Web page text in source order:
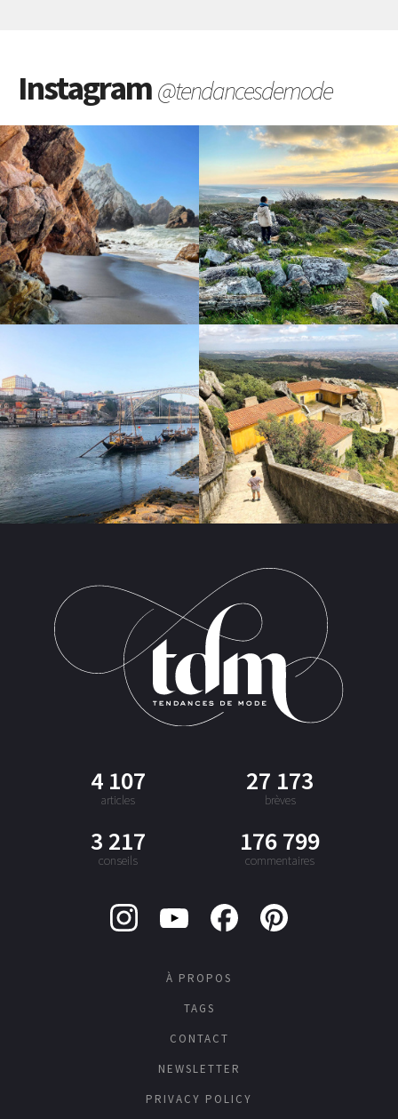
Instagram@tendancesdemode
4 107
articles
27 173
brèves
3 217
conseils
176 799
commentaires
À PROPOS
TAGS
CONTACT
NEWSLETTER
PRIVACY POLICY